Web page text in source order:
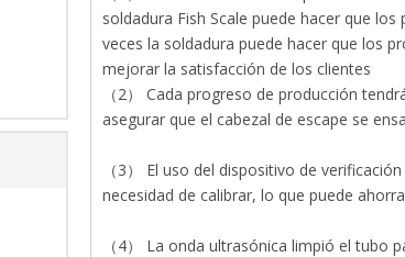
soldadura Fish Scale puede hacer que
veces la soldadura puede hacer que los
mejorar la satisfacción de los clientes
（2） Cada progreso de producción
asegurar que el cabezal de escape se
（3） El uso del dispositivo de
necesidad de calibrar, lo que puede
（4） La onda ultrasónica limpió el tubo